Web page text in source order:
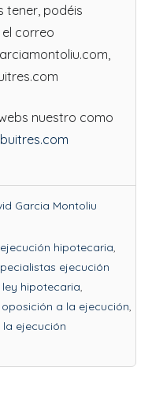
tener, podéis
el correo
nuestro como
Garcia Montoliu
hipotecaria,
ejecución
hipotecaria,
oposición a la ejecución,
ejecución